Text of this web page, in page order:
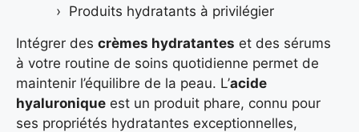
Produits hydratants à privilégier
Intégrer des crèmes hydratantes et des sérums
à votre routine de soins quotidienne permet de
maintenir l’équilibre de la peau. L’acide
hyaluronique est un produit phare, connu pour
ses propriétés hydratantes exceptionnelles,